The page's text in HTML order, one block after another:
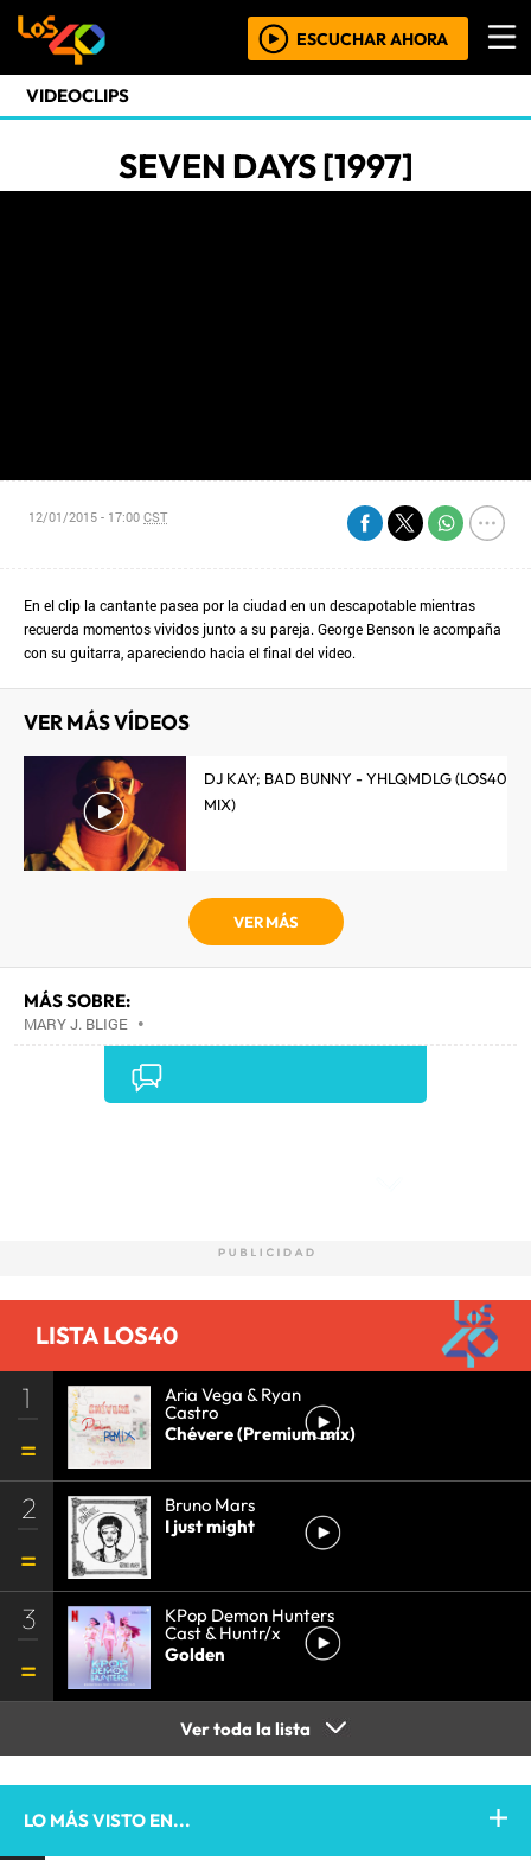
ESCUCHAR AHORA
VIDEOCLIPS
SEVEN DAYS [1997]
12/01/2015 - 17:00CST
En el clip la cantante pasea por la ciudad en un descapotable mientras
recuerda momentos vividos junto a su pareja. George Benson le acompaña
con su guitarra, apareciendo hacia el final del video.
VER MÁS VÍDEOS
DJ KAY; BAD BUNNY - YHLQMDLG (LOS40
MIX)
VER MÁS
MÁS SOBRE:
MARY J. BLIGE •
LISTA LOS40
1 Aria Vega & Ryan
Castro
Chévere (Premium mix)
2
Bruno Mars
I just might
3 KPop Demon Hunters
Cast & Huntr/x
Golden
Ver toda la lista
LO MÁS VISTO EN...